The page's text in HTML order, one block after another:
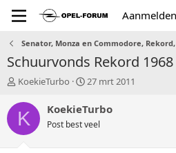
Aanmelden
Senator, Monza en Commodore, Rekord,
Schuurvonds Rekord 1968
T
p
KoekieTurbo
S
a
t
27 mrt 2011
K KoekieTurbo
Post best veel